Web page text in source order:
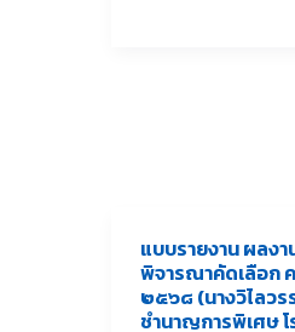
แบบรายงาน ผลง
พิจารณาคัดเลือก
๒๕๖๘ (นางวิไลว
ชำนาญการพิเศษ